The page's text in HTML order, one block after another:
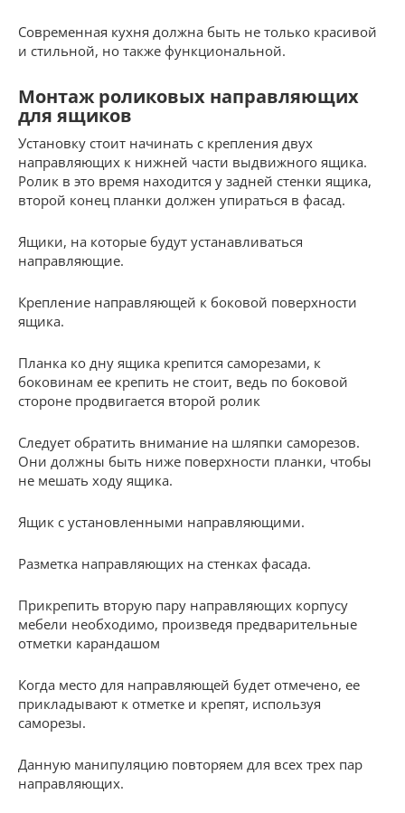
Современная кухня должна быть не только красивой
и стильной, но также функциональной.
Монтаж роликовых направляющих
для ящиков
Установку стоит начинать с крепления двух
направляющих к нижней части выдвижного ящика.
Ролик в это время находится у задней стенки ящика,
второй конец планки должен упираться в фасад.
Ящики, на которые будут устанавливаться
направляющие.
Крепление направляющей к боковой поверхности
ящика.
Планка ко дну ящика крепится саморезами, к
боковинам ее крепить не стоит, ведь по боковой
стороне продвигается второй ролик
Следует обратить внимание на шляпки саморезов.
Они должны быть ниже поверхности планки, чтобы
не мешать ходу ящика.
Ящик с установленными направляющими.
Разметка направляющих на стенках фасада.
Прикрепить вторую пару направляющих корпусу
мебели необходимо, произведя предварительные
отметки карандашом
Когда место для направляющей будет отмечено, ее
прикладывают к отметке и крепят, используя
саморезы.
Данную манипуляцию повторяем для всех трех пар
направляющих.